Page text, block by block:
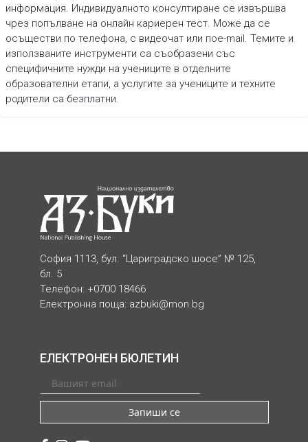
информация. Индивидуалното консултиране се извършва
чрез попълване на онлайн кариерен тест. Може да се
осъществи по телефона, с видеочат или пое-mail. Темите и
използваните инструменти са съобразени със
специфичните нужди на учениците в отделните
образователни етапи, а услугите за учениците и техните
родители са безплатни.
София 1113, бул. “Цариградско шосе” № 125,
бл. 5
Телефон: +0700 18466
Електронна поща: azbuki@mon.bg
ЕЛЕКТРОНЕН БЮЛЕТИН
Запиши се